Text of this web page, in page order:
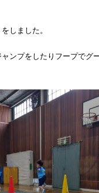
しました。
ンプをしたりフープでグ